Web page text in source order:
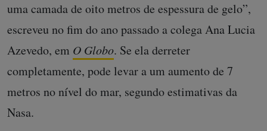
uma camada de oito metros de espessura de gelo”,
escreveu no fim do ano passado a colega Ana Lucia
Azevedo, em O Globo. Se ela derreter
completamente, pode levar a um aumento de 7
metros no nível do mar, segundo estimativas da
Nasa.